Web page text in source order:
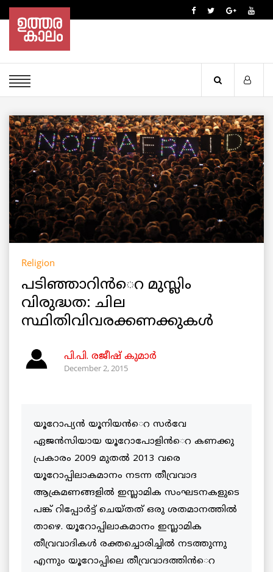
Religion
പടിഞ്ഞാറിന്‍െറ മുസ്ലിം
വിരുദ്ധത: ചില
സ്ഥിതിവിവരക്കണക്കുകള്‍
പി.പി. രജീഷ് കുമാര്‍
December 2, 2015
യൂറോപ്യന്‍ യൂനിയന്‍െറ സര്‍വേ
ഏജന്‍സിയായ യൂറോപോളിന്‍െറ കണക്കു
പ്രകാരം 2009 മുതല്‍ 2013 വരെ
യൂറോപ്പിലാകമാനം നടന്ന തീവ്രവാദ
ആക്രമണങ്ങളില്‍ ഇസ്ലാമിക സംഘടനകളുടെ
പങ്ക് റിപ്പോര്‍ട്ട് ചെയ്തത് ഒരു ശതമാനത്തില്‍
താഴെ. യൂറോപ്പിലാകമാനം ഇസ്ലാമിക
തീവ്രവാദികള്‍ രക്തച്ചൊരിച്ചില്‍ നടത്തുന്നു
എന്നും യൂറോപ്പിലെ തീവ്രവാദത്തിന്‍െറ